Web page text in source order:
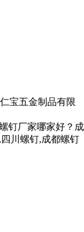
宝五金制品有限
钉厂家哪家好？成
川螺钉,成都螺钉